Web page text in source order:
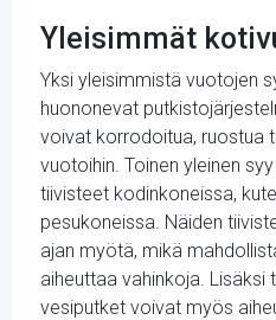
Yleisimmät
Yksi yleisimmistä vuotojen
huononevat
voivat korrodoitua, ruostua
vuotoihin. Toinen yleinen
tiivisteet kodinkoneissa,
pesukoneissa. Näiden
ajan myötä, mikä
aiheuttaa vahinkoja. Lisäksi
vesiputket voivat myös